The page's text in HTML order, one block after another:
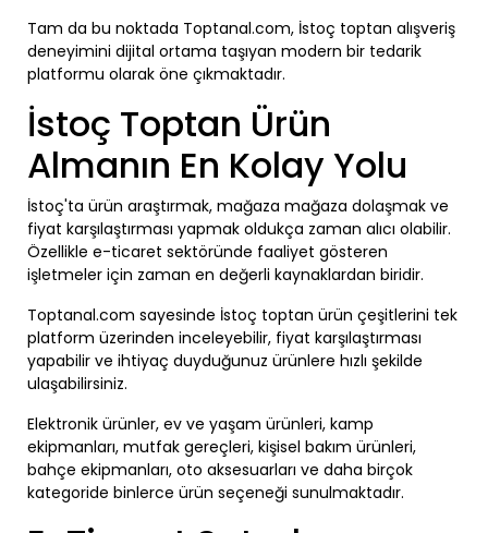
Tam da bu noktada Toptanal.com, İstoç toptan alışveriş
deneyimini dijital ortama taşıyan modern bir tedarik
platformu olarak öne çıkmaktadır.
İstoç Toptan Ürün
Almanın En Kolay Yolu
İstoç'ta ürün araştırmak, mağaza mağaza dolaşmak ve
fiyat karşılaştırması yapmak oldukça zaman alıcı olabilir.
Özellikle e-ticaret sektöründe faaliyet gösteren
işletmeler için zaman en değerli kaynaklardan biridir.
Toptanal.com sayesinde İstoç toptan ürün çeşitlerini tek
platform üzerinden inceleyebilir, fiyat karşılaştırması
yapabilir ve ihtiyaç duyduğunuz ürünlere hızlı şekilde
ulaşabilirsiniz.
Elektronik ürünler, ev ve yaşam ürünleri, kamp
ekipmanları, mutfak gereçleri, kişisel bakım ürünleri,
bahçe ekipmanları, oto aksesuarları ve daha birçok
kategoride binlerce ürün seçeneği sunulmaktadır.